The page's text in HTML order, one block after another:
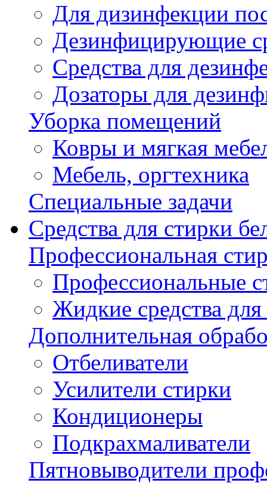
Для дизинфекции
Дезинфицирующие
Cредства для
Дозаторы для
Уборка помещений
Ковры и мягкая
Мебель, оргтехника
Специальные задачи
Средства для стирки
Профессиональная
Профессиональные
Жидкие средства
Дополнительная
Отбеливатели
Усилители стирки
Кондиционеры
Подкрахмаливатели
Пятновыводители